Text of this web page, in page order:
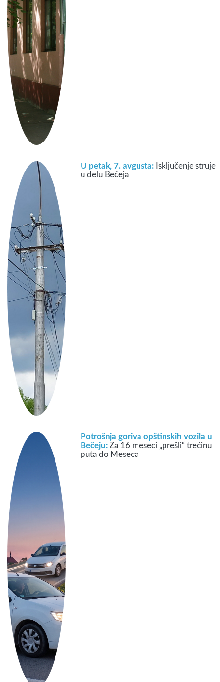
U petak, 7. avgusta: Isključenje struje
u delu Bečeja
Potrošnja goriva opštinskih vozila u
Bečeju:Za 16 meseci „prešli“ trećinu
puta do Meseca